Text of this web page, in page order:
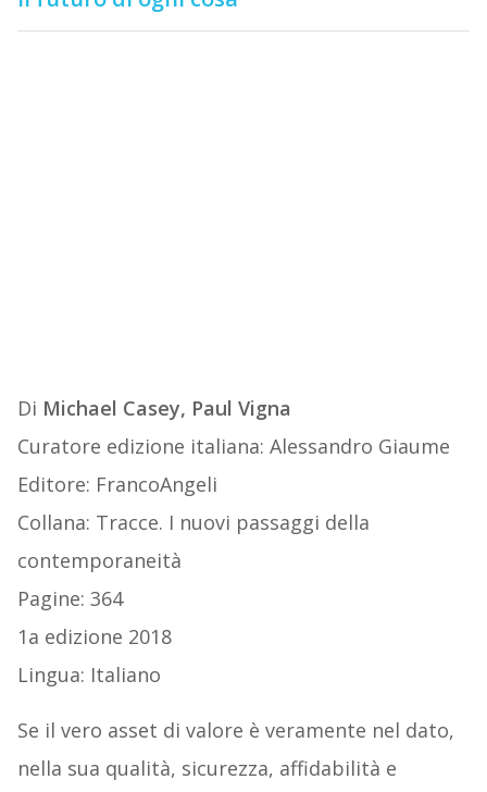
Di Michael Casey, Paul Vigna
Curatore edizione italiana: Alessandro Giaume
Editore: FrancoAngeli
Collana: Tracce. I nuovi passaggi della
contemporaneità
Pagine: 364
1a edizione 2018
Lingua: Italiano
Se il vero asset di valore è veramente nel dato,
nella sua qualità, sicurezza, affidabilità e